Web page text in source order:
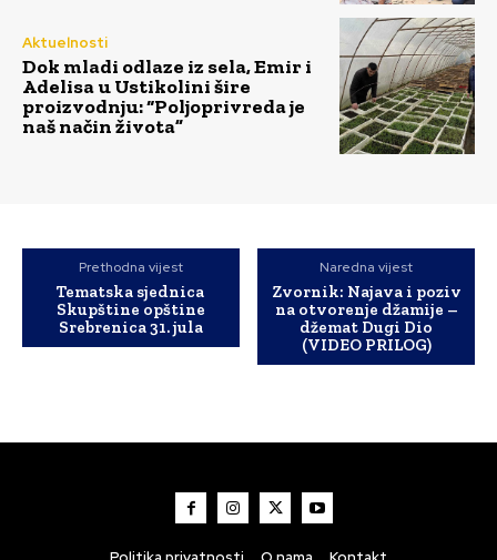
Aktuelnosti
Dok mladi odlaze iz sela, Emir i
Adelisa u Ustikolini šire
proizvodnju: “Poljoprivreda je
naš način života”
Prethodna vijest
Tematska sjednica
Skupštine opštine
Srebrenica 31. jula
Naredna vijest
Zvornik: Najava i poziv
na otvorenje džamije –
džemat Dugi Dio
(VIDEO PRILOG)